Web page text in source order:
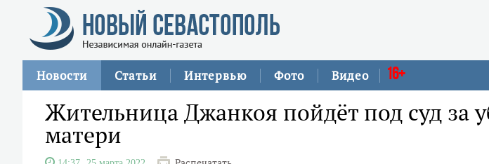
Новости Статьи Интервью Фото Видео 16+
Жительница Джанкоя пойдёт под суд за
матери